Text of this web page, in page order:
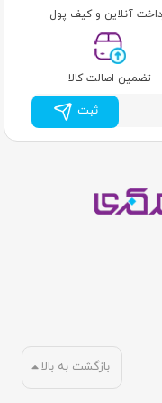
آنلاین و کیف پول
تضمین اصالت کالا
ثبت
بازگشت به بالا